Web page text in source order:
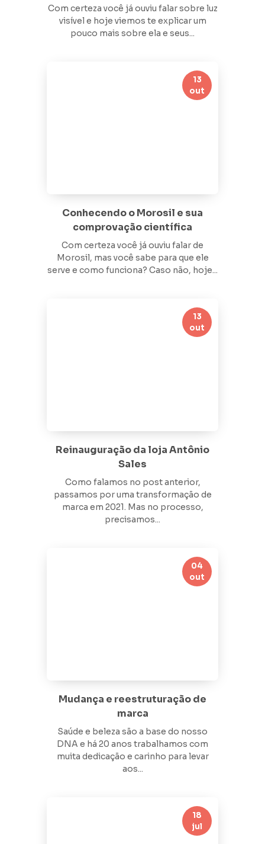
Com certeza você já ouviu falar sobre luz
visível e hoje viemos te explicar um
pouco mais sobre ela e seus...
13
out
Conhecendo o Morosil e sua
comprovação científica
Com certeza você já ouviu falar de
Morosil, mas você sabe para que ele
serve e como funciona? Caso não, hoje...
13
out
Reinauguração da loja Antônio
Sales
Como falamos no post anterior,
passamos por uma transformação de
marca em 2021. Mas no processo,
precisamos...
04
out
Mudança e reestruturação de
marca
Saúde e beleza são a base do nosso
DNA e há 20 anos trabalhamos com
muita dedicação e carinho para levar
aos...
18
jul